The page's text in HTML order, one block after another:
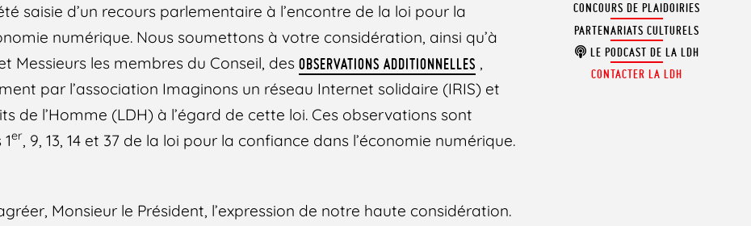
saisie d’un recours parlementaire à l’encontre de la loi pour la
numérique. Nous soumettons à votre considération, ainsi qu’à
Messieurs les membres du Conseil, desOBSERVATIONS ADDITIONNELLES ,
par l’association Imaginons un réseau Internet solidaire (IRIS) et
de l’Homme (LDH) à l’égard de cette loi. Ces observations sont
er, 9, 13, 14 et 37 de la loi pour la confiance dans l’économie numérique.
Monsieur le Président, l’expression de notre haute considération.
CONCOURS DE PLAIDOIRIES
PARTENARIATS CULTURELS
LE PODCAST DE LA LDH
CONTACTER LA LDH